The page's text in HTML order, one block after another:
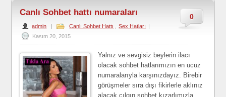
0
Canlı Sohbet hattı numaraları
admin | Canlı Sohbet Hattı Sex Hatları |
Kasım 20, 2015
Yalnız ve sevgisiz beylerin ilacı
olacak sohbet hatlarımızın en ucuz
numaralarıyla karşınızdayız. Birebir
görüşmeler sıra dışı fikirlerle aklınız
alacak çılgın sohbet kızarlımızla